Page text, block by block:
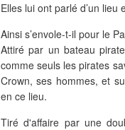
Elles lui ont parlé d’un
Ainsi s’envole-t-il pour le
Attiré par un bateau
comme seuls les pirates
Crown, ses hommes, et
en ce lieu.
Tiré d'affaire par une